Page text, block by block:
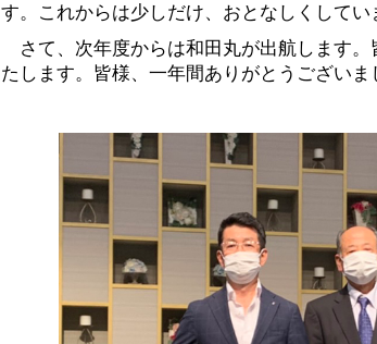
す。これからは少しだけ、おとなしくしてい
さて、次年度からは和田丸が出航します。
たします。皆様、一年間ありがとうございま